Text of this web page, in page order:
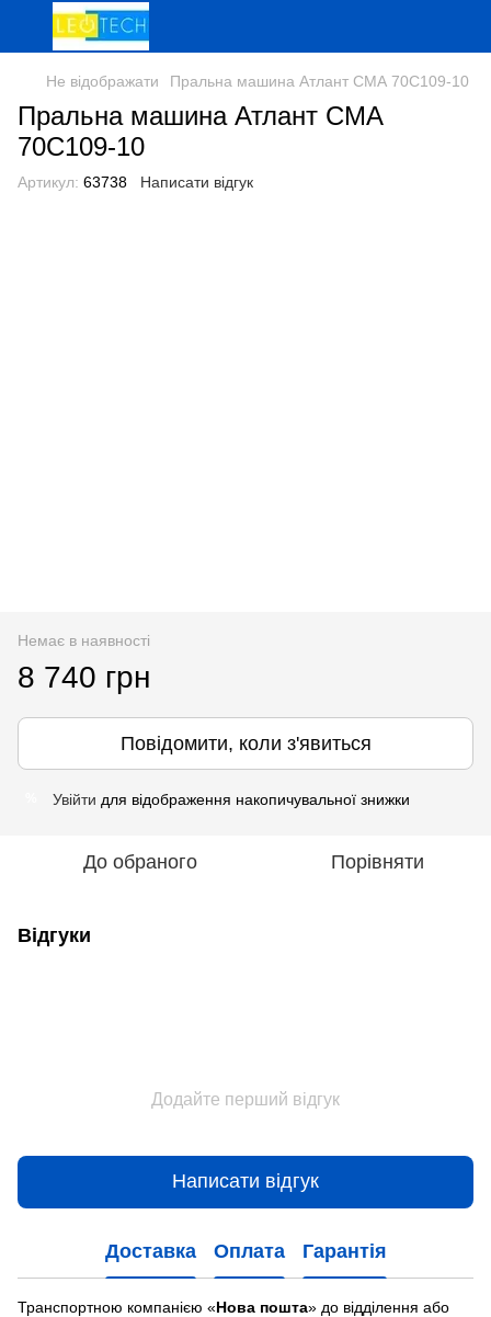
Не відображати Пральна машина Атлант СМА 70С109-10
Пральна машина Атлант СМА
70С109-10
Артикул: 63738 Написати відгук
Немає в наявності
8 740 грн
Повідомити, коли з'явиться
Увійти для відображення накопичувальної знижки
До обраного Порівняти
Відгуки
Додайте перший відгук
Написати відгук
Доставка Оплата Гарантія
Транспортною компанією «Нова пошта» до відділення або